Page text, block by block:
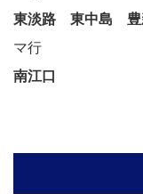
東淡路
東中島
マ行
南江口